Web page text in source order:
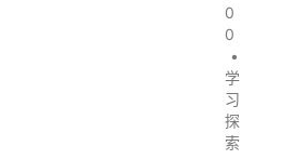
0
0
•
学
习
探
索